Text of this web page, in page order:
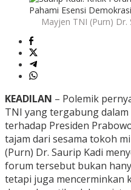
Mayjen TNI (Purn) Dr.
KEADILAN – Polemik
TNI yang tergabung
terhadap Presiden
tajam dari sesama tokoh
(Purn) Dr. Saurip Kadi
forum tersebut bukan
tetapi juga mencerminkan